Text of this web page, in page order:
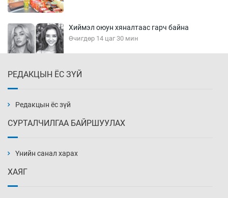
Хиймэл оюун хяналтаас гарч байна
Өчигдөр 14 цаг 30 мин
Өчигдөр 14 цаг 00 мин
нэмэгджээ
РЕДАКЦЫН ЁС ЗҮЙ
Редакцын ёс зүй
СУРТАЛЧИЛГАА БАЙРШУУЛАХ
Үнийн санал харах
ХАЯГ